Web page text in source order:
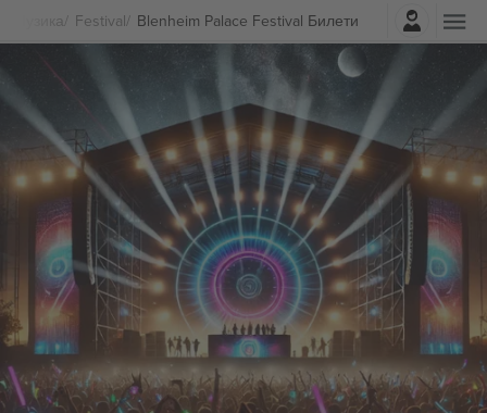
Музика Festival Blenheim Palace Festival Билети
Најави се